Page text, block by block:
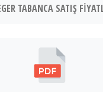
TABANCA SATIŞ